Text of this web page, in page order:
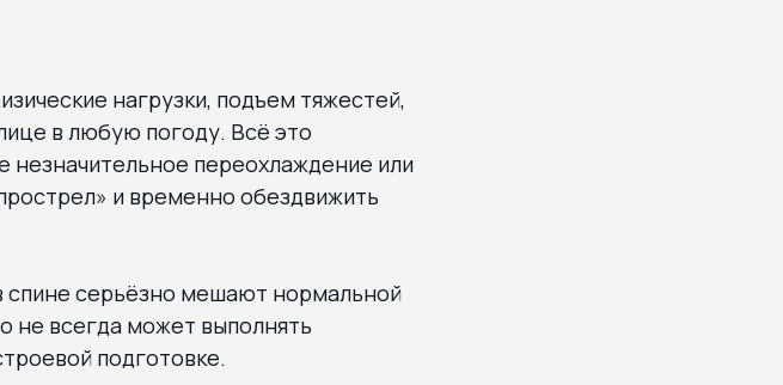
нагрузки, подъем тяжестей,
в любую погоду. Всё это
незначительное переохлаждение или
и временно обездвижить
серьёзно мешают нормальной
не всегда может выполнять
подготовке.